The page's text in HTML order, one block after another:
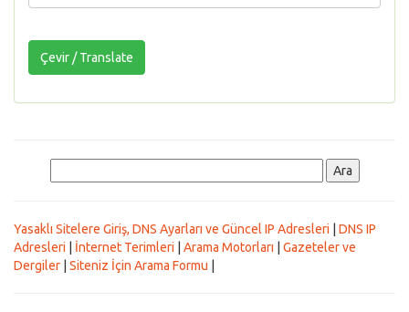
Yasaklı Sitelere Giriş, DNS Ayarları ve Güncel IP Adresleri
DNS IP
Adresleri
İnternet Terimleri Arama Motorları
Gazeteler ve
Dergiler
Siteniz İçin Arama Formu